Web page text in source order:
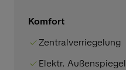
Komfort
Zentralverriegelung
Elektr. Außenspiegel